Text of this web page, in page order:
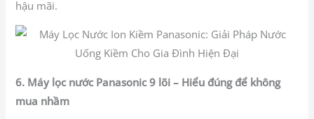
hậu mãi.
6. Máy lọc nước Panasonic 9 lõi – Hiểu đúng để không
mua nhầm